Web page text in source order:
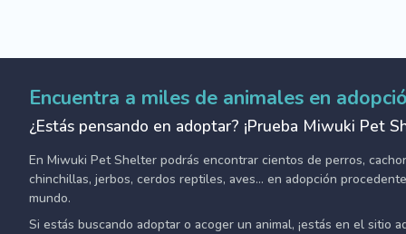
Encuentra a miles de animales en
¿Estás pensando en adoptar? ¡Prueba Miwuki Pet
En Miwuki Pet Shelter podrás encontrar cientos de perros,
chinchillas, jerbos, cerdos reptiles, aves... en adopción
mundo.
Si estás buscando adoptar o acoger un animal, ¡estás en el sitio